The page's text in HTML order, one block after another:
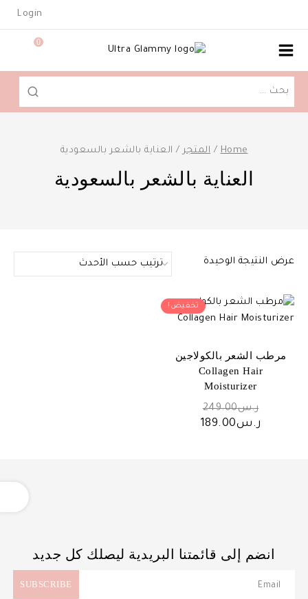
Login
0
البحث
Home
/ المتجر / العناية بالشعر بالسعودية
العناية بالشعر بالسعودية
عرض النتيجة الوحيدة
تخفيض!
مرطب الشعر بالكولاجين
Collagen Hair
Moisturizer
ر.س249.00السعر
الأصلي
ر.س189.00
انضم إلى قائمتنا البريدية ليصلك كل جديد